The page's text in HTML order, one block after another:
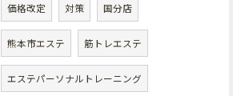
価格改定 対策 国分店
熊本市エステ 筋トレエステ
エステパーソナルトレーニング